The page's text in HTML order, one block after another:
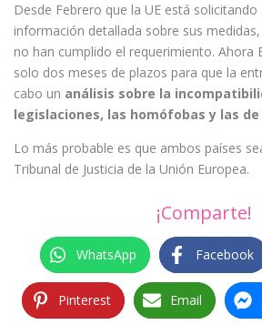
Desde Febrero que la UE está
información detallada sobre sus
no han cumplido el requerimiento. Ahora
solo dos meses de plazos para que la
cabo un análisis sobre la
legislaciones, las homófobas y las de
Lo más probable es que ambos países
Tribunal de Justicia de la Unión Europea.
¡Comparte!
WhatsApp Facebook
Pinterest Email